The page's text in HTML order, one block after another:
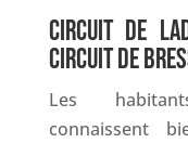
CIRCUIT DE
CIRCUIT DE
Les
connaissent